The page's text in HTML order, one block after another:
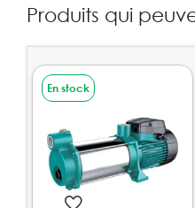
Produits qui
En stock